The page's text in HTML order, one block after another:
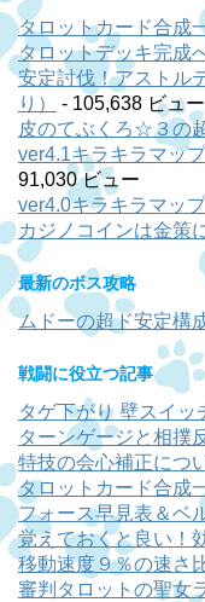
タロットカード合成
タロットデッキ完成
安定討伐！アストル
り）
- 105,638 ビュー
皮のてぶくろ☆３の
ver4.1キラキラマッ
91,030 ビュー
ver4.0キラキラマップ
カジノコインは金策
最新のボス攻略
ムドーの超ド安定構
戦闘に役立つ記事
タゲ下がり 壁スイッ
ターンゲージと相撲
特技の会心補正につ
タロットカード合成
フォース早見表＆ベ
覚えておくと良い！
移動速度９％の速さ
審判タロットの聖女